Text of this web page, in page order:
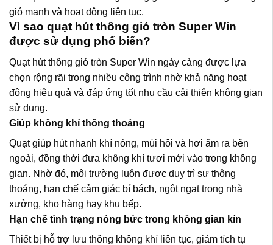
gió mạnh và hoạt động liên tục.
Vì sao quạt hút thông gió tròn Super Win
được sử dụng phổ biến?
Quạt hút thông gió tròn Super Win ngày càng được lựa
chọn rộng rãi trong nhiều công trình nhờ khả năng hoạt
động hiệu quả và đáp ứng tốt nhu cầu cải thiện không gian
sử dụng.
Giúp không khí thông thoáng
Quạt giúp hút nhanh khí nóng, mùi hôi và hơi ẩm ra bên
ngoài, đồng thời đưa không khí tươi mới vào trong không
gian. Nhờ đó, môi trường luôn được duy trì sự thông
thoáng, hạn chế cảm giác bí bách, ngột ngạt trong nhà
xưởng, kho hàng hay khu bếp.
Hạn chế tình trạng nóng bức trong không gian kín
Thiết bị hỗ trợ lưu thông không khí liên tục, giảm tích tụ